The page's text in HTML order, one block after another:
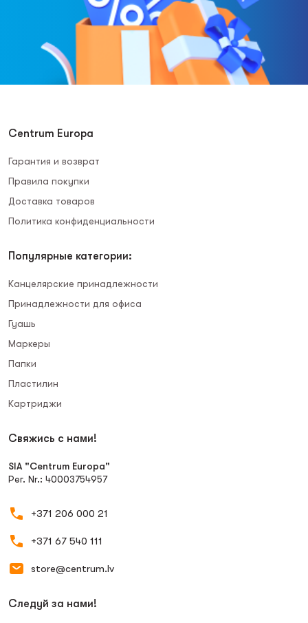
Centrum Europa
Гарантия и возврат
Правила покупки
Доставка товаров
Политика конфиденциальности
Популярные категории:
Канцелярские принадлежности
Принадлежности для офиса
Гуашь
Маркеры
Папки
Пластилин
Картриджи
Свяжись с нами!
SIA "Centrum Europa"
Рег. Nr.: 40003754957
+371 206 000 21
+371 67 540 111
store@centrum.lv
Следуй за нами!